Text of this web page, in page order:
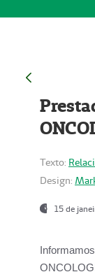
Texto:
Design:
15 de